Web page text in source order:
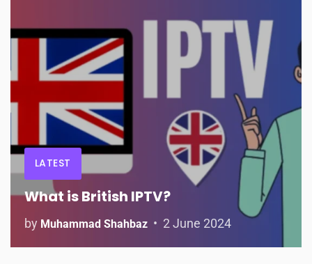
LATEST
What is British IPTV?
by Muhammad Shahbaz 2 June 2024